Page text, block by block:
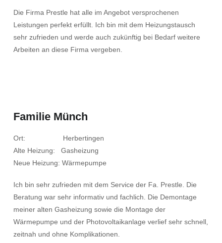
Die Firma Prestle hat alle im Angebot versprochenen
Leistungen perfekt erfüllt. Ich bin mit dem Heizungstausch
sehr zufrieden und werde auch zukünftig bei Bedarf weitere
Arbeiten an diese Firma vergeben.
Familie Münch
Ort: Herbertingen
Alte Heizung: Gasheizung
Neue Heizung: Wärmepumpe
Ich bin sehr zufrieden mit dem Service der Fa. Prestle. Die
Beratung war sehr informativ und fachlich. Die Demontage
meiner alten Gasheizung sowie die Montage der
Wärmepumpe und der Photovoltaikanlage verlief sehr schnell,
zeitnah und ohne Komplikationen.